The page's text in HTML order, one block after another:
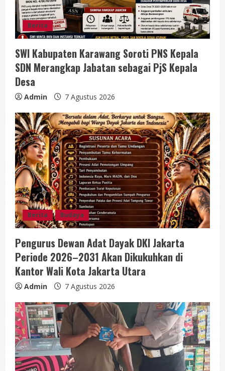
n
g
Berita
SWI Kabupaten Karawang Soroti PNS Kepala
SDN Merangkap Jabatan sebagai PjS Kepala
Desa
Admin 7 Agustus 2026
Berita Budaya
Pengurus Dewan Adat Dayak DKI Jakarta
Periode 2026–2031 Akan Dikukuhkan di
Kantor Wali Kota Jakarta Utara
Admin 7 Agustus 2026